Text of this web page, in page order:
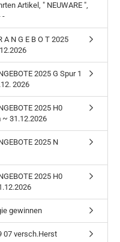
Artikel, " NEUWARE ",
-
A N G E B O T 2025
2025 G Spur 1
2026
2025 H0
31.12.2026
2025 N
2025 H0
gewinnen
07 versch.Herst